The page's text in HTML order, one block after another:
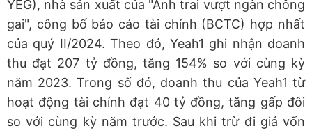
YEG), nhà sản xuất của "Anh trai vượt ngàn chông
gai", công bố báo cáo tài chính (BCTC) hợp nhất
của quý II/2024. Theo đó, Yeah1 ghi nhận doanh
thu đạt 207 tỷ đồng, tăng 154% so với cùng kỳ
năm 2023. Trong số đó, doanh thu của Yeah1 từ
hoạt động tài chính đạt 40 tỷ đồng, tăng gấp đôi
so với cùng kỳ năm trước. Sau khi trừ đi giá vốn